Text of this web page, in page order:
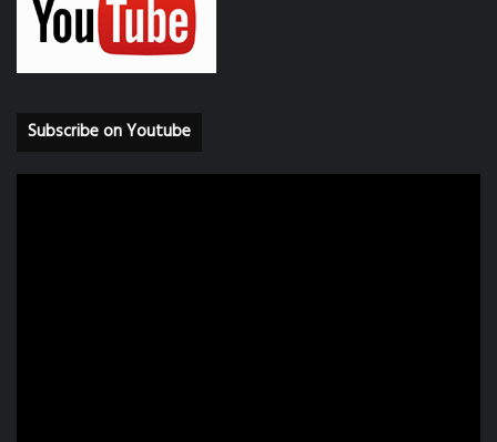
Subscribe on Youtube